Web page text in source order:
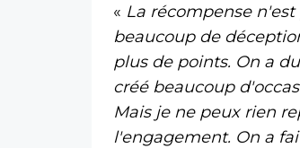
« La récompense
beaucoup de
plus de points. On a
créé beaucoup
Mais je ne peux rien
l'engagement. On a